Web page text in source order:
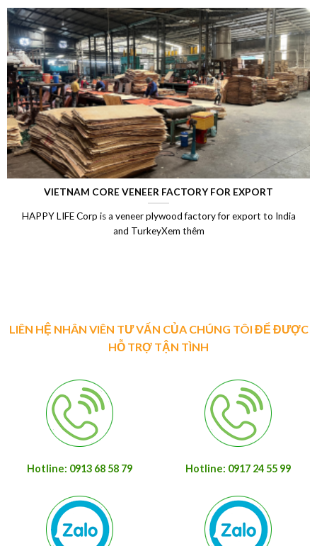
VIETNAM CORE VENEER FACTORY FOR EXPORT
HAPPY LIFE Corp is a veneer plywood factory for export to India
and TurkeyXem thêm
LIÊN HỆ NHÂN VIÊN TƯ VẤN CỦA CHÚNG TÔI ĐỂ ĐƯỢC
HỖ TRỢ TẬN TÌNH
Hotline: 0913 68 58 79 Hotline: 0917 24 55 99